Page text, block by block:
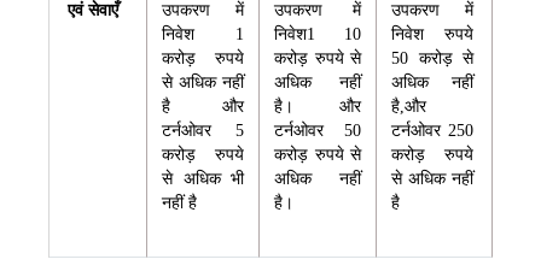
एवं सेवाएँ
उपकरण में
निवेश 1
करोड़ रुपये
से अधिक नहीं
है और
टर्नओवर 5
करोड़ रुपये
से अधिक भी
नहीं है
उपकरण में
निवेश1 10
करोड़ रुपये से
अधिक नहीं
है। और
टर्नओवर 50
करोड़ रुपये से
अधिक नहीं
है।
उपकरण में
निवेश रुपये
50 करोड़ से
अधिक नहीं
है,और
टर्नओवर 250
करोड़ रुपये
से अधिक नहीं
है